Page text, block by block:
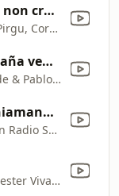
La sonnambula: Ah, non credea mirarti
Anna Netrebko, Saimir Pirgu, Coro Sinfonico di Milano Giuseppe Verdi, Mahler Chamber Orchestra & Claudio Abbado
El niño judío: De España vengo
Angel Blue, Iain Burnside & Pablo Luna
La bohème: Sì. Mi chiamano Mimì (Live)
Anna Netrebko, Bavarian Radio Symphony Orchestra & Bertrand De Billy
Patricia Janečková, Orchester Viva Musica! & Oskar Rozsa